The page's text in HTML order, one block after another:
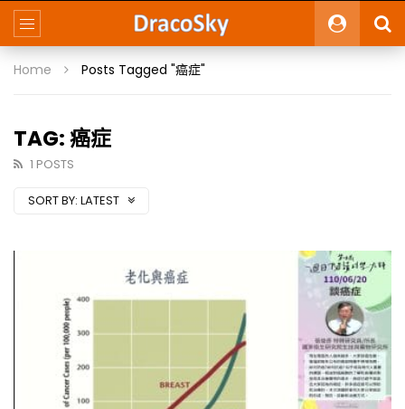
Home Posts Tagged "癌症"
TAG: 癌症
1 POSTS
SORT BY: LATEST